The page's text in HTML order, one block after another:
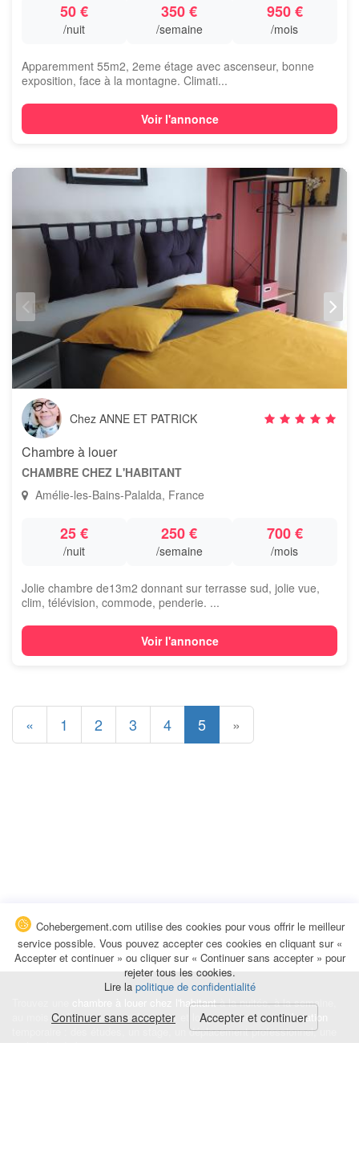
50 €
/nuit
350 €
/semaine
950 €
/mois
Apparemment 55m2, 2eme étage avec ascenseur, bonne
exposition, face à la montagne. Climati...
Voir l'annonce
Chez ANNE ET PATRICK
Chambre à louer
CHAMBRE CHEZ L'HABITANT
Amélie-les-Bains-Palalda, France
25 €
/nuit
250 €
/semaine
700 €
/mois
Jolie chambre de13m2 donnant sur terrasse sud, jolie vue,
clim, télévision, commode, penderie. ...
Voir l'annonce
« 1 2 3 4 5 »
chambre à louer chez l'habitantà la nuitée, à la semaine,
au mois ou à l'année pour de courts et longs séjours, unecolocation
temporaire : des études, un stage, un déplacement professionnel, une
Cohebergement.com utilise des cookies pour vous offrir le meilleur
service possible. Vous pouvez accepter ces cookies en cliquant sur «
Accepter et continuer » ou cliquer sur « Continuer sans accepter » pour
rejeter tous les cookies.
Lire la politique de confidentialité
Continuer sans accepter Accepter et continuer